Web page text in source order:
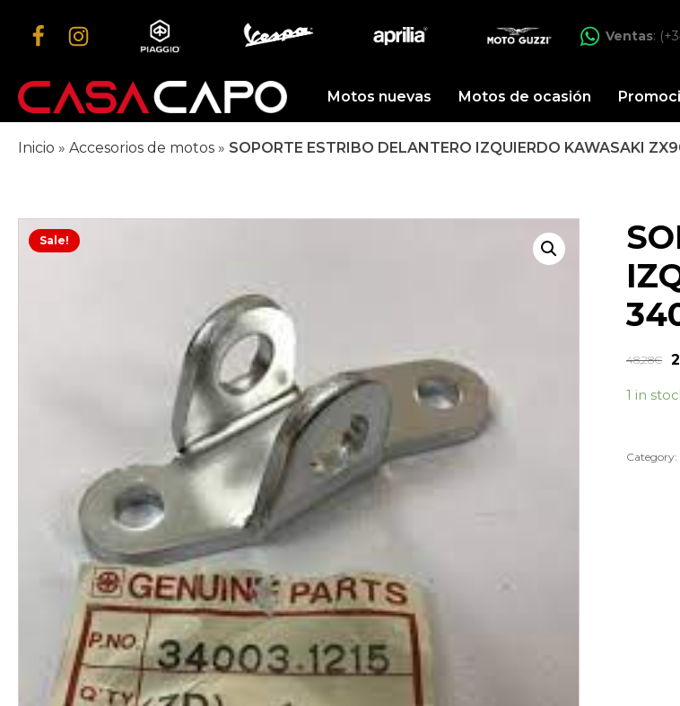
Ventas:
Motos nuevas Motos de ocasión
Inicio » Accesorios de motos » SOPORTE ESTRIBO DELANTERO IZQUIERDO KAWASAKI
Sale!
48,28€
1 in
Category: